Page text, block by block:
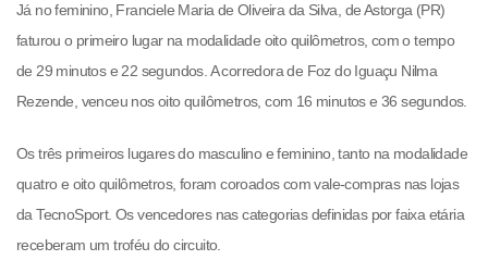
Já no feminino, Franciele Maria de Oliveira da Silva, de Astorga (PR)
faturou o primeiro lugar na modalidade oito quilômetros, com o tempo
de 29 minutos e 22 segundos. A corredora de Foz do Iguaçu Nilma
Rezende, venceu nos oito quilômetros, com 16 minutos e 36 segundos.
Os três primeiros lugares do masculino e feminino, tanto na modalidade
quatro e oito quilômetros, foram coroados com vale-compras nas lojas
da TecnoSport. Os vencedores nas categorias definidas por faixa etária
receberam um troféu do circuito.